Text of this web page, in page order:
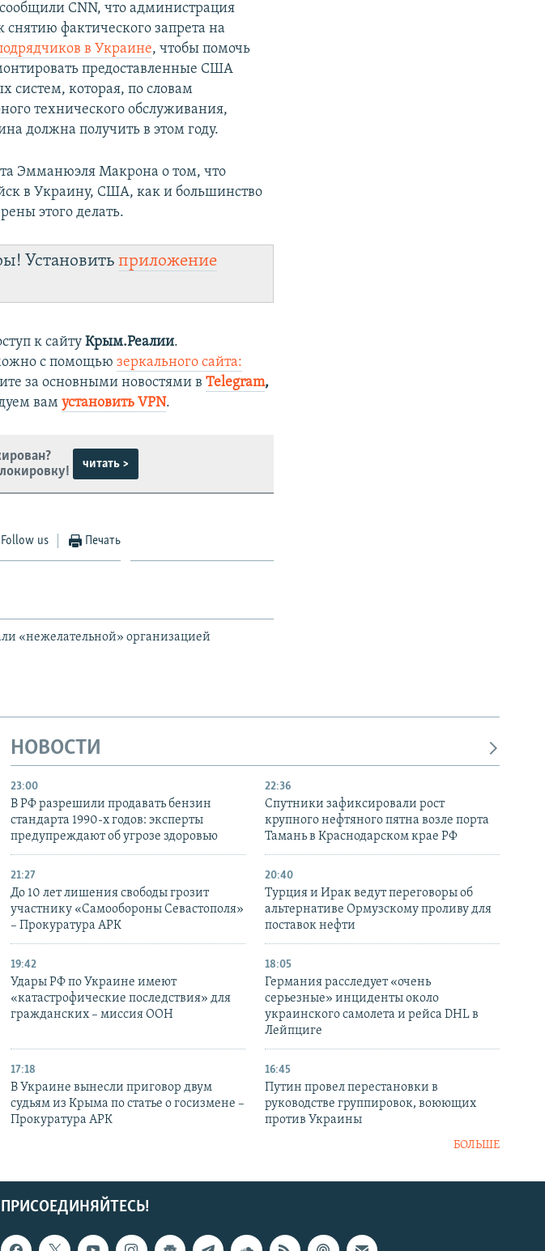
CNN, что администрация
фактического запрета на
в Украине, чтобы помочь
предоставленные США
систем, которая, по словам
технического обслуживания,
должна получить в этом году.
Эмманюэля Макрона о том, что
в Украину, США, как и большинство
этого делать.
Установитьприложение
к сайтуКрым.Реалии.
с помощьюзеркального сайта:
за основными новостями вTelegram,
вамустановить VPN.
читать >
Follow us Печать
«нежелательной» организацией
НОВОСТИ
23:00
В РФ разрешили продавать бензин
стандарта 1990-х годов: эксперты
предупреждают об угрозе здоровью
22:36
Спутники зафиксировали рост
крупного нефтяного пятна возле порта
Тамань в Краснодарском крае РФ
21:27
До 10 лет лишения свободы грозит
участнику «Самообороны Севастополя»
– Прокуратура АРК
20:40
Турция и Ирак ведут переговоры об
альтернативе Ормузскому проливу для
поставок нефти
19:42
Удары РФ по Украине имеют
«катастрофические последствия» для
гражданских – миссия ООН
18:05
Германия расследует «очень
серьезные» инциденты около
украинского самолета и рейса DHL в
Лейпциге
17:18
В Украине вынесли приговор двум
судьям из Крыма по статье о госизмене –
Прокуратура АРК
16:45
Путин провел перестановки в
руководстве группировок, воюющих
против Украины
БОЛЬШЕ
ПРИСОЕДИНЯЙТЕСЬ!